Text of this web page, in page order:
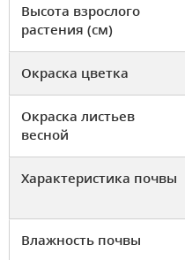
Высота взрослого
растения (см)
Окраска цветка
Окраска листьев
весной
Характеристика почвы
Влажность почвы